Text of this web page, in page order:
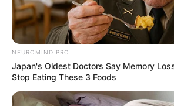
NEUROMIND PRO
Japan's Oldest Doctors Say Memory
Stop Eating These 3 Foods